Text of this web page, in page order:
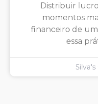
Distribuir
momentos
financeiro de
essa